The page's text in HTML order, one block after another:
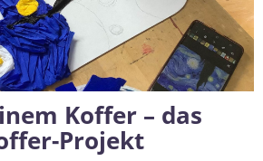
Koffer – das
Projekt